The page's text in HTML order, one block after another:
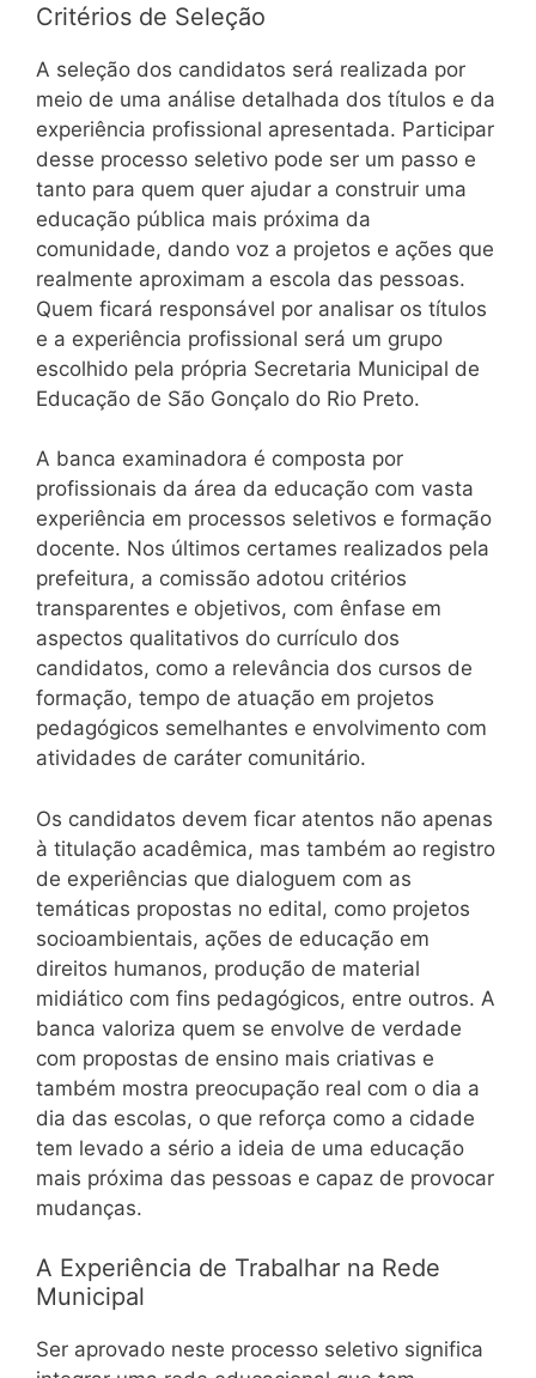
Critérios de Seleção
A seleção dos candidatos será realizada por
meio de uma análise detalhada dos títulos e da
experiência profissional apresentada. Participar
desse processo seletivo pode ser um passo e
tanto para quem quer ajudar a construir uma
educação pública mais próxima da
comunidade, dando voz a projetos e ações que
realmente aproximam a escola das pessoas.
Quem ficará responsável por analisar os títulos
e a experiência profissional será um grupo
escolhido pela própria Secretaria Municipal de
Educação de São Gonçalo do Rio Preto.
A banca examinadora é composta por
profissionais da área da educação com vasta
experiência em processos seletivos e formação
docente. Nos últimos certames realizados pela
prefeitura, a comissão adotou critérios
transparentes e objetivos, com ênfase em
aspectos qualitativos do currículo dos
candidatos, como a relevância dos cursos de
formação, tempo de atuação em projetos
pedagógicos semelhantes e envolvimento com
atividades de caráter comunitário.
Os candidatos devem ficar atentos não apenas
à titulação acadêmica, mas também ao registro
de experiências que dialoguem com as
temáticas propostas no edital, como projetos
socioambientais, ações de educação em
direitos humanos, produção de material
midiático com fins pedagógicos, entre outros. A
banca valoriza quem se envolve de verdade
com propostas de ensino mais criativas e
também mostra preocupação real com o dia a
dia das escolas, o que reforça como a cidade
tem levado a sério a ideia de uma educação
mais próxima das pessoas e capaz de provocar
mudanças.
A Experiência de Trabalhar na Rede
Municipal
Ser aprovado neste processo seletivo significa